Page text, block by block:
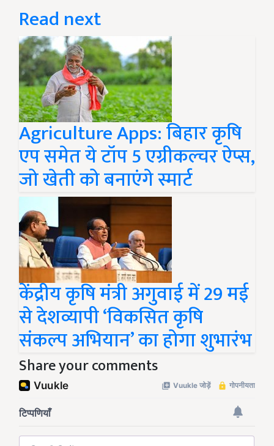
Read next
Agriculture Apps: बिहार कृषि
एप समेत ये टॉप 5 एग्रीकल्चर ऐप्स,
जो खेती को बनाएंगे स्मार्ट
केंद्रीय कृषि मंत्री अगुवाई में 29 मई
से देशव्यापी ‘विकसित कृषि
संकल्प अभियान’ का होगा शुभारंभ
Share your comments